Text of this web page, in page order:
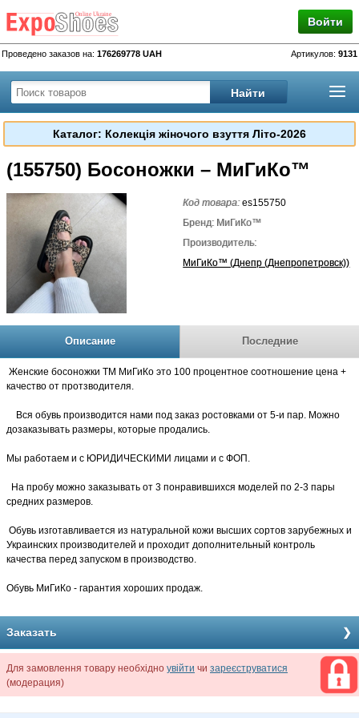
Войти
Проведено заказов на: 176269778 UAH Артикулов: 9131
Каталог: Колекція жіночого взуття Літо-2026
(155750) Босоножки – МиГиКо™
Код товара:es155750
Бренд: МиГиКо™
Производитель:
МиГиКо™ (Днепр (Днепропетровск))
Описание Последние
Женские босоножки ТМ МиГиКо это 100 процентное соотношение цена +
качество от протзводителя.
Вся обувь производится нами под заказ ростовками от 5-и пар. Можно
дозаказывать размеры, которые продались.
Мы работаем и с ЮРИДИЧЕСКИМИ лицами и с ФОП.
На пробу можно заказывать от 3 понравившихся моделей по 2-3 пары
средних размеров.
Обувь изготавливается из натуральной кожи высших сортов зарубежных и
Украинских производителей и проходит дополнительный контроль
качества перед запуском в производство.
Обувь МиГиКо - гарантия хороших продаж.
Заказать
Для замовлення товару необхідно увійти чи зареєструватися
(модерация)